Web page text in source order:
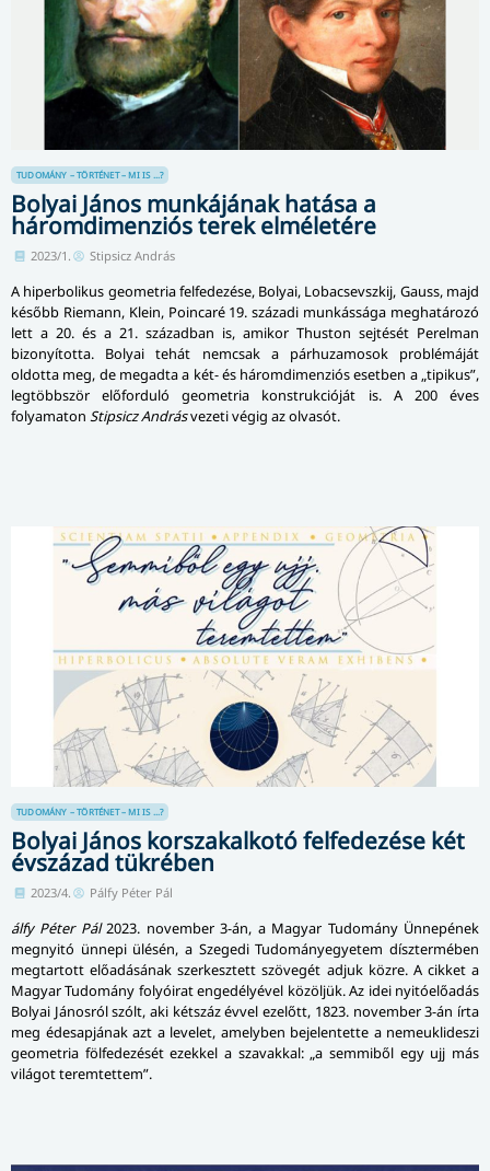
TUDOMÁNY – TÖRTÉNET – MI IS ...?
Bolyai János munkájának hatása a
háromdimenziós terek elméletére
2023/1. Stipsicz András
A hiperbolikus geometria felfedezése, Bolyai, Lobacsevszkij, Gauss, majd
később Riemann, Klein, Poincaré 19. századi munkássága meghatározó
lett a 20. és a 21. században is, amikor Thuston sejtését Perelman
bizonyította. Bolyai tehát nemcsak a párhuzamosok problémáját
oldotta meg, de megadta a két- és háromdimenziós esetben a „tipikus”,
legtöbbször előforduló geometria konstrukcióját is. A 200 éves
folyamaton Stipsicz Andrásvezeti végig az olvasót.
TUDOMÁNY – TÖRTÉNET – MI IS ...?
Bolyai János korszakalkotó felfedezése két
évszázad tükrében
2023/4. Pálfy Péter Pál
álfy Péter Pál2023. november 3-án, a Magyar Tudomány Ünnepének
megnyitó ünnepi ülésén, a Szegedi Tudományegyetem dísztermében
meg­tar­tott előadásának szerkesztett szövegét adjuk közre. A cikket a
Magyar Tudomány folyóirat engedélyével közöljük. Az idei nyitóelőadás
Bolyai Jánosról szólt, aki kétszáz évvel ezelőtt, 1823. november 3-án írta
meg édesapjának azt a levelet, amelyben bejelentette a nemeuklideszi
geometria fölfedezését ezekkel a szavakkal: „a semmiből egy ujj más
világot teremtettem”.